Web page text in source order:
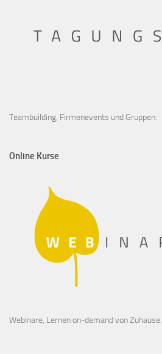
Teambuilding, Firmenevents und Gruppen.
Online Kurse
Webinare, Lernen on-demand von Zuhause.